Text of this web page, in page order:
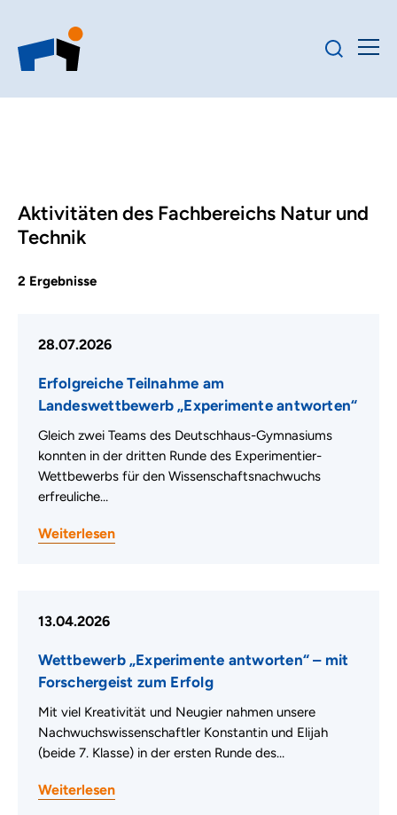
Aktivitäten des Fachbereichs Natur und
Technik
2 Ergebnisse
28.07.2026
Erfolgreiche Teilnahme am
Landeswettbewerb „Experimente antworten“
Gleich zwei Teams des Deutschhaus-Gymnasiums
konnten in der dritten Runde des Experimentier-
Wettbewerbs für den Wissenschaftsnachwuchs
erfreuliche…
Weiterlesen
13.04.2026
Wettbewerb „Experimente antworten“ – mit
Forschergeist zum Erfolg
Mit viel Kreativität und Neugier nahmen unsere
Nachwuchswissenschaftler Konstantin und Elijah
(beide 7. Klasse) in der ersten Runde des…
Weiterlesen